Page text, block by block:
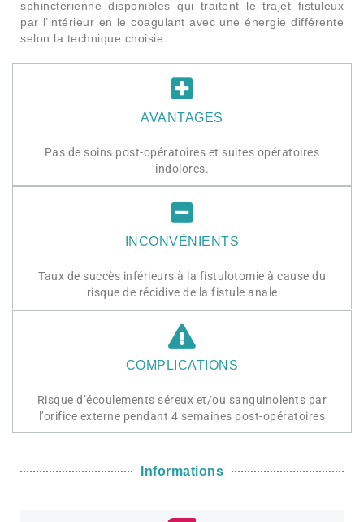
sphinctérienne disponibles qui traitent le trajet fistuleux
par l’intérieur en le coagulant avec une énergie différente
selon la technique choisie.
AVANTAGES
Pas de soins post-opératoires et suites opératoires
indolores.
INCONVÉNIENTS
Taux de succès inférieurs à la fistulotomie à cause du
risque de récidive de la fistule anale
COMPLICATIONS
Risque d’écoulements séreux et/ou sanguinolents par
l’orifice externe pendant 4 semaines post-opératoires
Informations